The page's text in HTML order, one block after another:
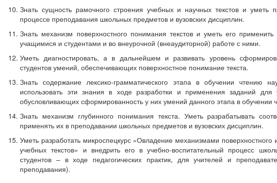
Знать сущность рамочного строения учебных и научных текстов и уметь
процессе преподавания школьных предметов и вузовских дисциплин.
Знать механизм поверхностного понимания текстов и уметь его
учащимися и студентами и во внеурочной (внеаудиторной) работе с ними.
Уметь диагностировать, а в дальнейшем и развивать уровень
студентов умений, обеспечивающих поверхностное понимание текста.
Знать содержание лексико-грамматического этапа в обучении чтению
использовать эти знания в ходе разработки и применения заданий для
обусловливающих сформированность у них умений данного этапа в обучении
Знать механизм глубинного понимания текста. Уметь разрабатывать
применять их в преподавании школьных предметов и вузовских дисциплин.
Уметь разработать микроспецкурс «Овладение механизмами поверхностного
учебных текстов» и внедрить его в учебно-воспитательный процесс
студентов – в ходе педагогических практик, для учителей и
преподавания).